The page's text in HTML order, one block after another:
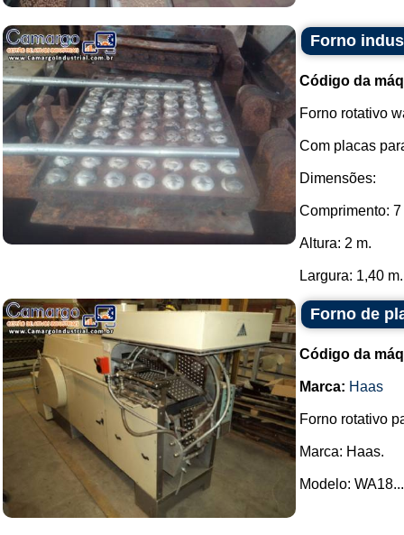
Forno
Código da
Forno rotativo
Com placas
Dimensões:
Comprimento: 7
Altura: 2 m.
Largura: 1,40
Forno de
Código da
Marca: Haas
Forno rotativo
Marca: Haas.
Modelo: